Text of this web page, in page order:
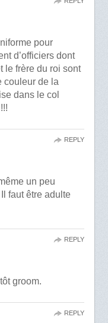
pour
d’officiers dont
le frère du roi sont
couleur de la
dans le col
un peu
faut être adulte
REPLY
groom.
REPLY
REPLY